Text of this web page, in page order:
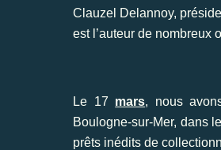
Clauzel Delannoy,
est l’auteur de nombreux
Le 17 mars, nous
Boulogne-sur-Mer, dans
prêts inédits de